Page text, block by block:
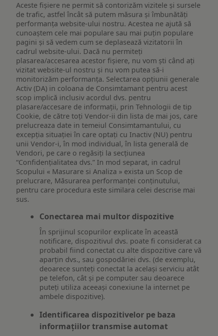
Aceste fișiere ne permit să contorizăm vizitele și sursele
de trafic, astfel încât să putem măsura și îmbunătăți
performanța website-ului nostru. Acestea ne ajută să
cunoaștem cele mai populare sau mai puțin populare
pagini și să vedem cum se deplasează vizitatorii în
cadrul website-ului. Dacă nu permiteți
plasarea/accesarea acestor fișiere, nu vom ști când ați
vizitat website-ul nostru și nu vom putea să-i
monitorizăm performanța. Selectarea opțiunii generale
Activ (DA) in coloana de Consimtamant pentru acest
scop implică inclusiv acordul dvs. pentru
plasare/accesare de informații, prin Tehnologii de tip
Cookie, de către toți Vendor-ii din lista de mai jos, care
prelucreaza date in temeiul Consimtamantului, cu
excepția situației în care optați cu Inactiv (NU) pentru
unii Vendor-i, în mod individual, în lista generală de
Vendori, pe care o regăsiți la secțiunea
“Confidențialitatea dvs.” In mod separat, in cadrul
Scopului « Masurare si Analiza » exista un Scop de
prelucrare, Măsurarea performanței conținutului,
pentru care procedura este similara celei descrise mai
sus.
Conectarea mai multor dispozitive
În sprijinul scopurilor explicate în această
notificare, dispozitivul dvs. poate fi considerat ca
probabil fiind conectat cu alte dispozitive care vă
aparțin dvs., sau gospodăriei dvs. (de exemplu,
deoarece sunteți conectat la același serviciu atât
pe telefon, cât și pe computer sau deoarece
puteți utiliza aceeași conexiune la internet pe
ambele dispozitive).
Identificarea dispozitivelor pe baza
informațiilor transmise automat